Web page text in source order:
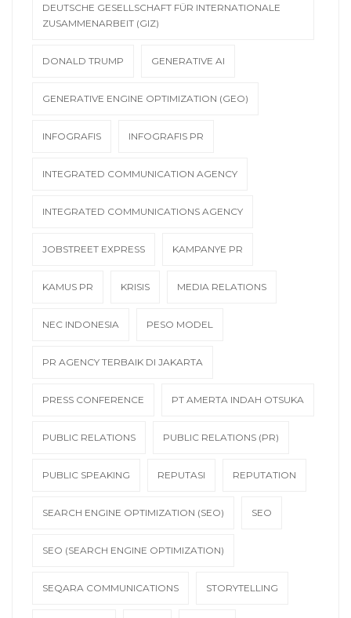
DEUTSCHE GESELLSCHAFT FÜR INTERNATIONALE
ZUSAMMENARBEIT (GIZ)
DONALD TRUMP GENERATIVE AI
GENERATIVE ENGINE OPTIMIZATION (GEO)
INFOGRAFIS INFOGRAFIS PR
INTEGRATED COMMUNICATION AGENCY
INTEGRATED COMMUNICATIONS AGENCY
JOBSTREET EXPRESS KAMPANYE PR
KAMUS PR KRISIS MEDIA RELATIONS
NEC INDONESIA PESO MODEL
PR AGENCY TERBAIK DI JAKARTA
PRESS CONFERENCE PT AMERTA INDAH OTSUKA
PUBLIC RELATIONS PUBLIC RELATIONS (PR)
PUBLIC SPEAKING REPUTASI REPUTATION
SEARCH ENGINE OPTIMIZATION (SEO) SEO
SEO (SEARCH ENGINE OPTIMIZATION)
SEQARA COMMUNICATIONS STORYTELLING